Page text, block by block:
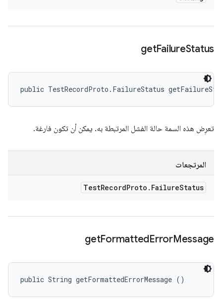
getFailureStatus
public TestRecordProto.FailureStatus
تعرِض هذه السمة حالة الفشل المرتبطة به. يمكن أن تكون فارغة.
المرتجعات
TestRecordProto . FailureStatus
getFormattedErrorMessage
public String getFormattedErrorMessage ()